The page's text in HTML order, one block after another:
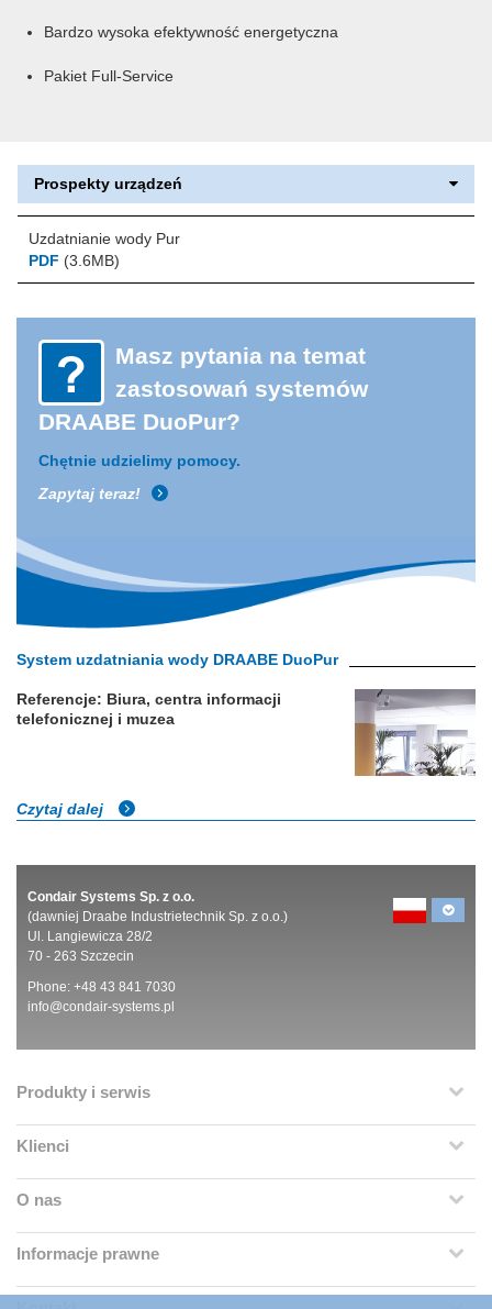
Bardzo wysoka efektywność energetyczna
Pakiet Full-Service
Prospekty urządzeń
Uzdatnianie wody Pur
PDF (3.6MB)
Masz pytania na temat
zastosowań systemów
DRAABE DuoPur?
Chętnie udzielimy pomocy.
Zapytaj teraz!
System uzdatniania wody DRAABE DuoPur
Referencje: Biura, centra informacji
telefonicznej i muzea
Czytaj dalej
Condair Systems Sp. z o.o.
(dawniej Draabe Industrietechnik Sp. z o.o.)
Ul. Langiewicza 28/2
70 - 263 Szczecin
Phone: +48 43 841 7030
info@condair-systems.pl
Produkty i serwis
Klienci
O nas
Informacje prawne